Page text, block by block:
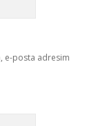
e-posta adresim